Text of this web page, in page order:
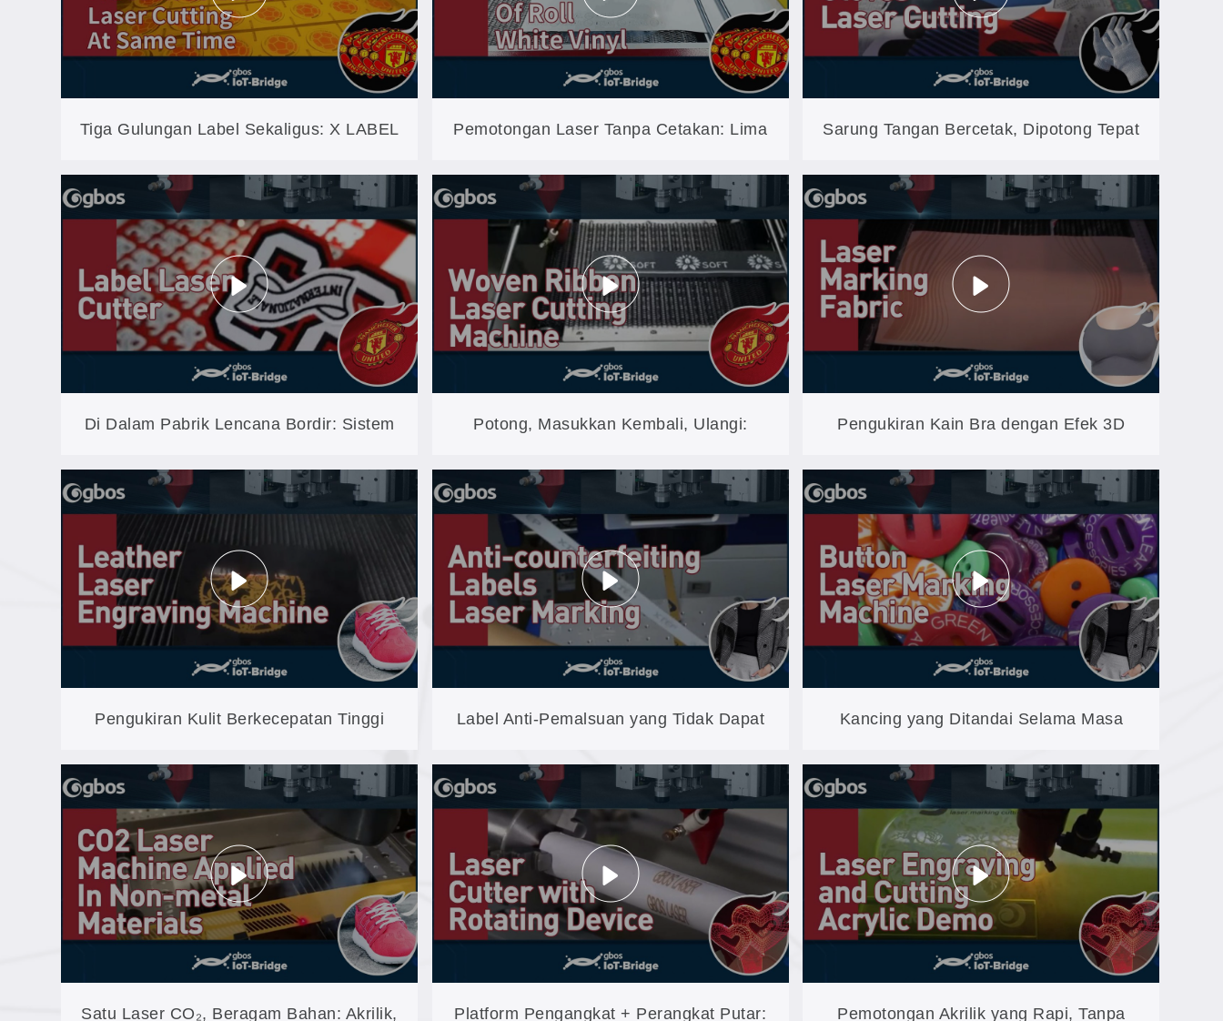
Tiga Gulungan Label Sekaligus: X LABEL
Beroperasi Tanpa Henti di Pabrik
Pelanggan
Pemotongan Laser Tanpa Cetakan: Lima
Proses dalam Satu X LABEL
Sarung Tangan Bercetak, Dipotong Tepat
Sesuai Pola Cetakan: VisionScan pada
GH1260CCD
Di Dalam Pabrik Lencana Bordir: Sistem
Penglihatan CCD Memotong Bentuk-
Bentuk Kompleks Langsung di Lokasi
Potong, Masukkan Kembali, Ulangi:
Pemotongan dengan Sistem Penglihatan
FB02CCD untuk Label Tenun Gulung
Pengukiran Kain Bra dengan Efek 3D
yang Menonjol: Pengerjaan Tekstur XXP3
pada Kain Halus
Pengukiran Kulit Berkecepatan Tinggi
pada Suede, Nubuck, dan Bahan Sintetis:
3D Dynamic XXP3-320
Label Anti-Pemalsuan yang Tidak Dapat
Dilepas, Tidak Pudar, dan Tidak Dapat
Dipalsukan: Penandaan Permanen pada
YLP-F20
Kancing yang Ditandai Selama Masa
Pakai Pakaian: Logo, Nomor Seri, dan
Kode Batang pada Model B60
Satu Laser CO₂, Beragam Bahan: Akrilik, Platform Pengangkat + Perangkat Putar: Pemotongan Akrilik yang Rapi, Tanpa